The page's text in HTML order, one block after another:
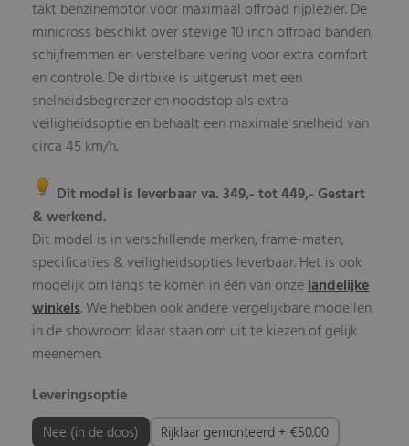
takt benzinemotor voor maximaal offroad rijplezier. De
minicross beschikt over stevige 10 inch offroad banden,
schijfremmen en verstelbare vering voor extra comfort
en controle. De dirtbike is uitgerust met een
snelheidsbegrenzer en noodstop als extra
veiligheidsoptie en behaalt een maximale snelheid van
circa 45 km/h.
Dit model is leverbaar va. 349,- tot 449,- Gestart
& werkend.
Dit model is in verschillende merken, frame-maten,
specificaties & veiligheidsopties leverbaar. Het is ook
mogelijk om langs te komen in één van onzelandelijke
winkels. We hebben ook andere vergelijkbare modellen
in de showroom klaar staan om uit te kiezen of gelijk
meenemen.
Leveringsoptie
Nee (in de doos) Rijklaar gemonteerd + €50.00